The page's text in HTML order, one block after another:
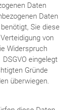
Daten
Daten
Sie diese
von
Widerspruch
eingelegt
Gründe
überwiegen.